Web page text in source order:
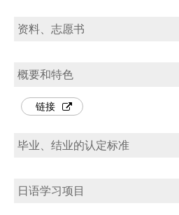
资料、志愿书
概要和特色
链接
毕业、结业的认定标准
日语学习项目